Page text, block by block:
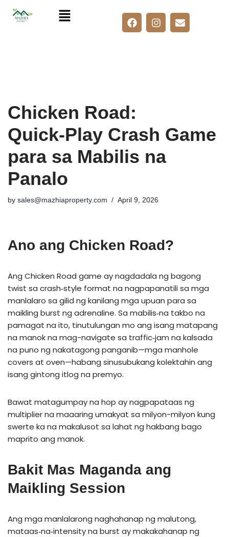
Chicken Road:
Quick‑Play Crash Game
para sa Mabilis na
Panalo
by sales@mazhiaproperty.com April 9, 2026
Ano ang Chicken Road?
Ang Chicken Road game ay nagdadala ng bagong
twist sa crash‑style format na nagpapanatili sa mga
manlalaro sa gilid ng kanilang mga upuan para sa
maikling burst ng adrenaline. Sa mabilis‑na takbo na
pamagat na ito, tinutulungan mo ang isang matapang
na manok na mag-navigate sa traffic‑jam na kalsada
na puno ng nakatagong panganib—mga manhole
covers at oven—habang sinusubukang kolektahin ang
isang gintong itlog na premyo.
Bawat matagumpay na hop ay nagpapataas ng
multiplier na maaaring umakyat sa milyon-milyon kung
swerte ka na makalusot sa lahat ng hakbang bago
maprito ang manok.
Bakit Mas Maganda ang
Maikling Session
Ang mga manlalarong naghahanap ng malutong,
mataas‑na‑intensity na burst ay makakahanap ng